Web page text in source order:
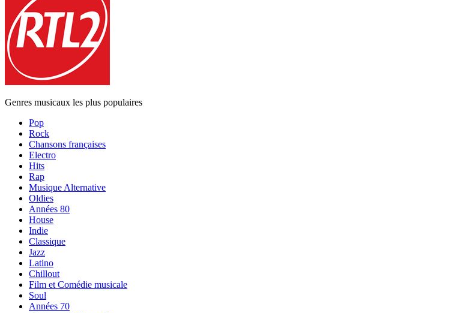
Genres musicaux les plus populaires
Pop
Rock
Chansons françaises
Electro
Hits
Rap
Musique Alternative
Oldies
Années 80
House
Indie
Classique
Jazz
Latino
Chillout
Film et Comédie musicale
Soul
Années 70